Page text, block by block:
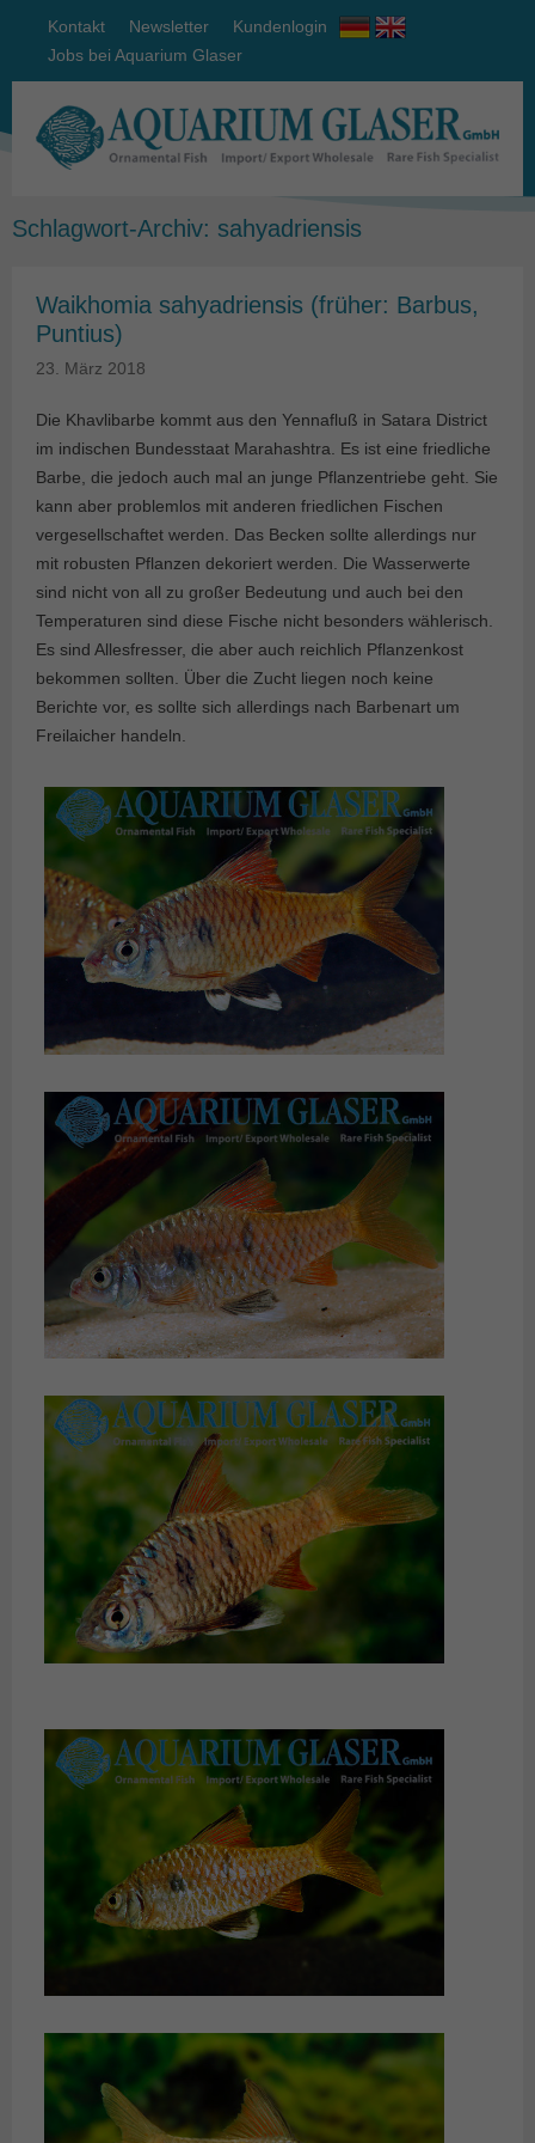
Kontakt Newsletter
Kundenlogin
Jobs bei Aquarium Glaser
Schlagwort-Archiv: sahyadriensis
Waikhomia sahyadriensis (früher: Barbus,
Puntius)
23. März 2018
Die Khavlibarbe kommt aus den Yennafluß in Satara District
im indischen Bundesstaat Marahashtra. Es ist eine friedliche
Barbe, die jedoch auch mal an junge Pflanzentriebe geht. Sie
kann aber problemlos mit anderen friedlichen Fischen
vergesellschaftet werden. Das Becken sollte allerdings nur
mit robusten Pflanzen dekoriert werden. Die Wasserwerte
sind nicht von all zu großer Bedeutung und auch bei den
Temperaturen sind diese Fische nicht besonders wählerisch.
Es sind Allesfresser, die aber auch reichlich Pflanzenkost
bekommen sollten. Über die Zucht liegen noch keine
Berichte vor, es sollte sich allerdings nach Barbenart um
Freilaicher handeln.